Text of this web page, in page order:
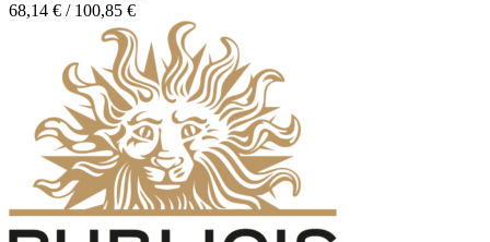
68,14 € / 100,85 €